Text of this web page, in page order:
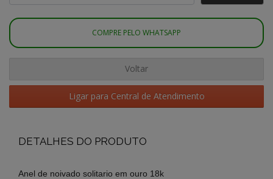
COMPRE PELO WHATSAPP
Voltar
Ligar para Central de Atendimento
DETALHES DO PRODUTO
Anel de noivado solitario em ouro 18k